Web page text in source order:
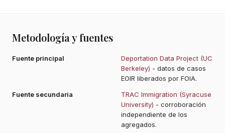
Metodología y fuentes
Fuente principal
Deportation Data Project (UC
Berkeley) - datos de casos
EOIR liberados por FOIA.
Fuente secundaria
TRAC Immigration (Syracuse
University) - corroboración
independiente de los
agregados.